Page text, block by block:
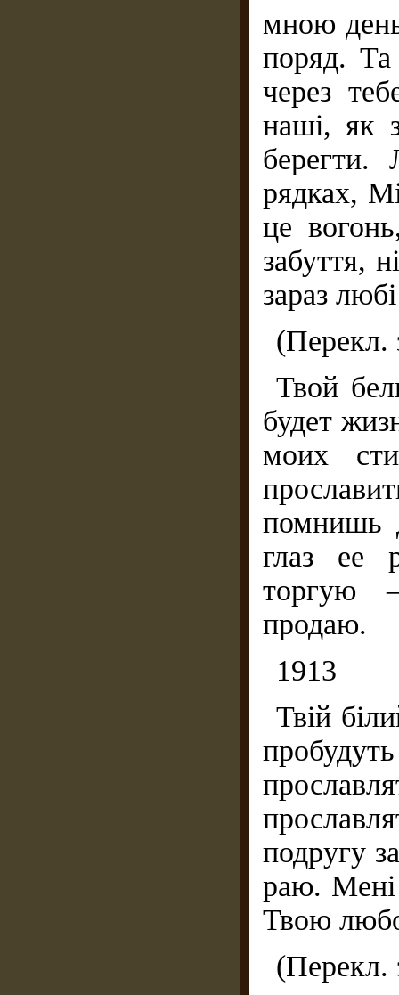
мною
поряд.
через
наші, як
берегти.
рядках,
це
забуття,
зараз
Твой
будет
моих
помнишь
глаз ее
торгую
продаю.
1913
Твій
подругу
раю. Мені
Твою
(Перекл.